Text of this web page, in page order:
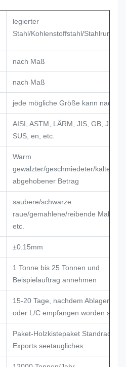
legierter
Stahl/Kohlenstoffstahl/
nach Maß
nach Maß
jede mögliche Größe kann nach
AISI, ASTM, LÄRM, JIS, GB, JIS,
SUS, en, etc.
Warm
gewalzter/geschmiedeter/kalter
abgehobener Betrag
saubere/schwarze
raue/gemahlene/reibende Malerei
etc.
±0.15mm
1 Tonne bis 25 Tonnen und
Beispielauftrag annehmen
15-20 Tage, nachdem Ablagerung
oder L/C empfangen worden sind
Paket-Holzkistepaket Standrad-
Exports seetaugliches